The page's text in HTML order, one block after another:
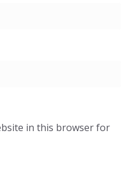
in this browser for